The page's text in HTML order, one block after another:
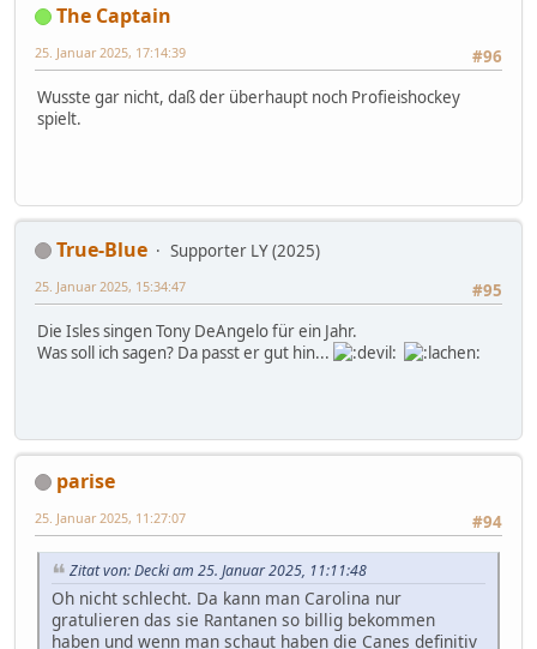
The Captain
#96
25. Januar 2025, 17:14:39
Wusste gar nicht, daß der überhaupt noch Profieishockey
spielt.
True-Blue
Supporter LY (2025)
#95
25. Januar 2025, 15:34:47
Die Isles singen Tony DeAngelo für ein Jahr.
Was soll ich sagen? Da passt er gut hin...
parise
#94
25. Januar 2025, 11:27:07
Zitat von: Decki am 25. Januar 2025, 11:11:48
Oh nicht schlecht. Da kann man Carolina nur
gratulieren das sie Rantanen so billig bekommen
haben und wenn man schaut haben die Canes definitiv